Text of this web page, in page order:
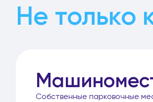
Не только
Собственные парковочные